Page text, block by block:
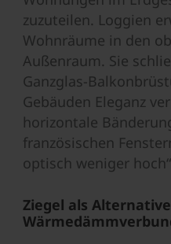
zuzuteilen. Loggien
Wohnräume in den
Außenraum. Sie
Ganzglas-
Gebäuden Eleganz
horizontale
französischen
optisch weniger
Ziegel als